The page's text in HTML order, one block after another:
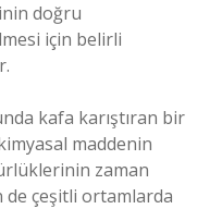
doğru
için belirli
kafa karıştıran bir
maddenin
zaman
de çeşitli ortamlarda